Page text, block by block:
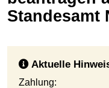
Standesamt
Aktuelle
Zahlung: